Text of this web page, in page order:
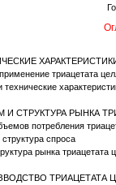
триацетата
технические
И СТРУКТУРА РЫНКА
потребления
спроса
рынка триацетата
ТРИАЦЕТАТА